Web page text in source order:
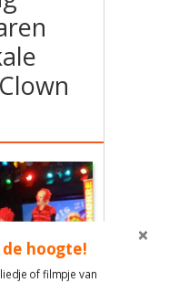
hoogte!
of filmpje van